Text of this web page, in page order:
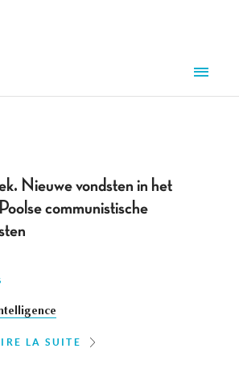
Nieuwe vondsten in het
communistische
LIRE LA SUITE